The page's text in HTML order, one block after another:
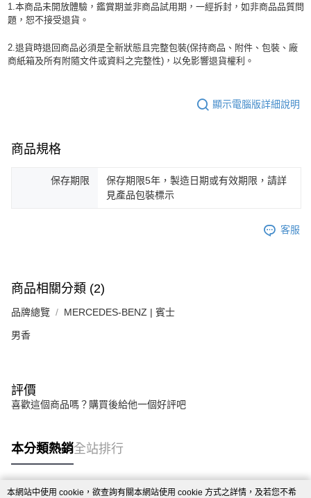
1.本商品未開放體驗，鑑賞期並非商品試用期，一經拆封，如非商品品質問
題，恕不接受退貨。
2.退貨時退回商品必須是全新狀態且完整包裝(保持商品、附件、包裝、廠
商紙箱及所有附隨文件或資料之完整性)，以免影響退貨權利。
顯示電腦版詳細說明
商品規格
保存期限
保存期限5年，製造日期或有效期限，請詳
見產品包裝標示
客服
商品相關分類 (2)
品牌總覽 MERCEDES-BENZ | 賓士
男香
評價
喜歡這個商品嗎？購買後給他一個好評吧
本分類熱銷全站排行
本網站中使用 cookie，欲查詢有關本網站使用 cookie 方式之詳情，及若您不希